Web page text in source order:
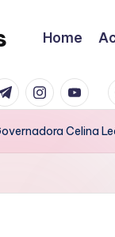
Home
Celina